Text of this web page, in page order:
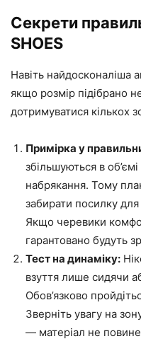
Секрети
SHOES
Навіть найдосконаліша
якщо розмір підібрано
дотримуватися кількох
Примірка у
збільшуються в
набрякання. Тому
забирати посилку
Якщо черевики
гарантовано будуть
Тест на динаміку:
взуття лише сидячи
Обов’язково
Зверніть увагу на
— матеріал не